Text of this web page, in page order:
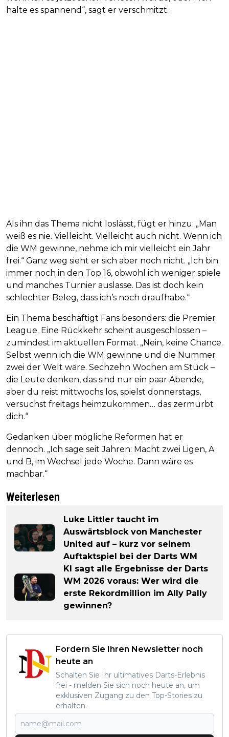
halte es spannend“, sagt er verschmitzt.
Als ihn das Thema nicht loslässt, fügt er hinzu: „Man
weiß es nie. Vielleicht. Vielleicht auch nicht. Wenn ich
die WM gewinne, nehme ich mir vielleicht ein Jahr
frei.“ Ganz weg sieht er sich aber noch nicht. „Ich bin
immer noch in den Top 16, obwohl ich weniger spiele
und manches Turnier auslasse. Das ist doch kein
schlechter Beleg, dass ich’s noch draufhabe.“
Ein Thema beschäftigt Fans besonders: die Premier
League. Eine Rückkehr scheint ausgeschlossen –
zumindest im aktuellen Format. „Nein, keine Chance.
Selbst wenn ich die WM gewinne und die Nummer
zwei der Welt wäre. Sechzehn Wochen am Stück –
die Leute denken, das sind nur ein paar Abende,
aber du reist mittwochs los, spielst donnerstags,
versuchst freitags heimzukommen… das zermürbt
dich.“
Gedanken über mögliche Reformen hat er
dennoch. „Ich sage seit Jahren: Macht zwei Ligen, A
und B, im Wechsel jede Woche. Dann wäre es
machbar.“
Weiterlesen
Luke Littler taucht im
Auswärtsblock von Manchester
United auf – kurz vor seinem
Auftaktspiel bei der Darts WM
KI sagt alle Ergebnisse der Darts
WM 2026 voraus: Wer wird die
erste Rekordmillion im Ally Pally
gewinnen?
Fordern Sie Ihren Newsletter noch
heute an
Schalten Sie Ihr ultimatives Darts-Erlebnis
frei - melden Sie sich noch heute an, um
exklusiven Zugang zu den Top-Stories zu
erhalten.